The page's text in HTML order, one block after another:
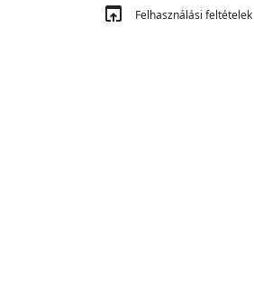
open_in_browser Felhasználási feltételek